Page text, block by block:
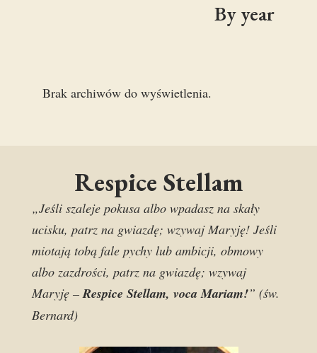
By year
Brak archiwów do wyświetlenia.
Respice Stellam
„Jeśli szaleje pokusa albo wpadasz na skały
ucisku, patrz na gwiazdę; wzywaj Maryję! Jeśli
miotają tobą fale pychy lub ambicji, obmowy
albo zazdrości, patrz na gwiazdę; wzywaj
Maryję –Respice Stellam, voca Mariam!” (św.
Bernard)